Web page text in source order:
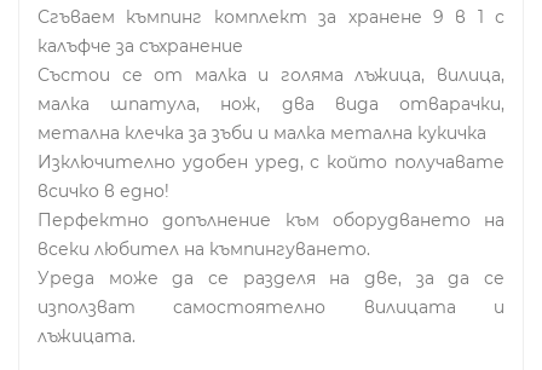
Сгъваем къмпинг комплект за хранене 9 в 1 с
калъфче за съхранение
Състои се от малка и голяма лъжица, вилица,
малка шпатула, нож, два вида отварачки,
метална клечка за зъби и малка метална кукичка
Изключително удобен уред, с който получавате
всичко в едно!
Перфектно допълнение към оборудването на
всеки любител на къмпингуването.
Уреда може да се разделя на две, за да се
използват самостоятелно вилицата и
лъжицата.